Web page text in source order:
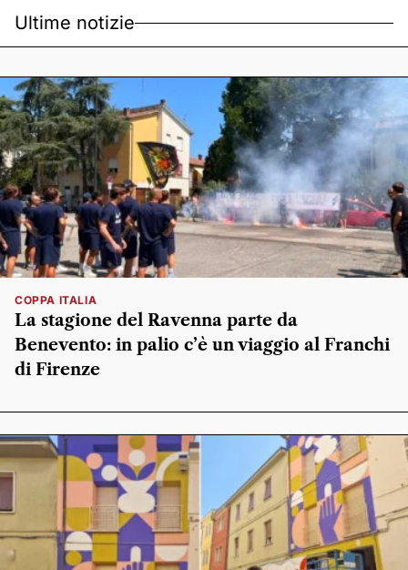
Ultime notizie
COPPA ITALIA
La stagione del Ravenna parte da
Benevento: in palio c’è un viaggio al Franchi
di Firenze